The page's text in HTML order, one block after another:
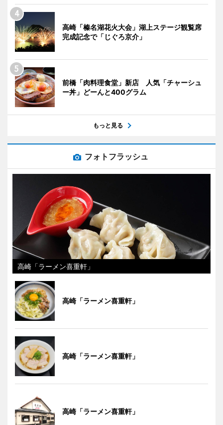
高崎「榛名湖花火大会」湖上ステージ観覧席
完成記念で「じぐろ京介」
前橋「肉料理食堂」新店 人気「チャーシュ
ー丼」どーんと400グラム
もっと見る
フォトフラッシュ
高崎「ラーメン喜重軒」
高崎「ラーメン喜重軒」
高崎「ラーメン喜重軒」
高崎「ラーメン喜重軒」